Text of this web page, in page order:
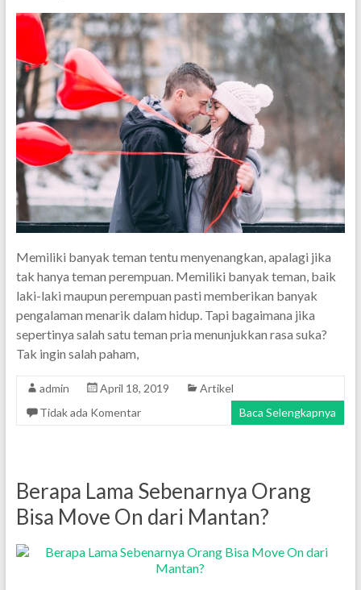
Memiliki banyak teman tentu menyenangkan, apalagi jika
tak hanya teman perempuan. Memiliki banyak teman, baik
laki-laki maupun perempuan pasti memberikan banyak
pengalaman menarik dalam hidup. Tapi bagaimana jika
sepertinya salah satu teman pria menunjukkan rasa suka?
Tak ingin salah paham,
admin April 18, 2019
Artikel
Tidak ada Komentar
Baca Selengkapnya
Berapa Lama Sebenarnya Orang
Bisa Move On dari Mantan?